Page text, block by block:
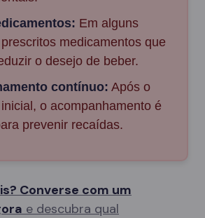
Em alguns
medicamentos que
o desejo de beber.
contínuo: Após o
o acompanhamento é
prevenir recaídas.
Converse com um
e descubra qual